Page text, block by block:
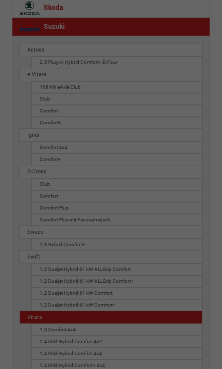
Skoda
Suzuki
Across
2.5 Plug-In Hybrid Comfort+ E-Four
e Vitara
106 kW eAxle Club
Club
Comfort
Comfort+
Ignis
Comfort 4x4
Comfort+
S-Cross
Club
Comfort
Comfort Plus
Comfort Plus mit Panoramadach
Swace
1.8 Hybrid Comfort+
Swift
1.2 Dualjet Hybrid 61 kW ALLGrip Comfort
1.2 Dualjet Hybrid 61 kW ALLGrip Comfort+
1.2 Dualjet Hybrid 61 kW Comfort
1.2 Dualjet Hybrid 61 kW Comfort+
Vitara
1.0 Comfort 4x4
1.4 Mild-Hybrid Comfort 4x2
1.4 Mild-Hybrid Comfort 4x4
1.4 Mild-Hybrid Comfort+ 4x4